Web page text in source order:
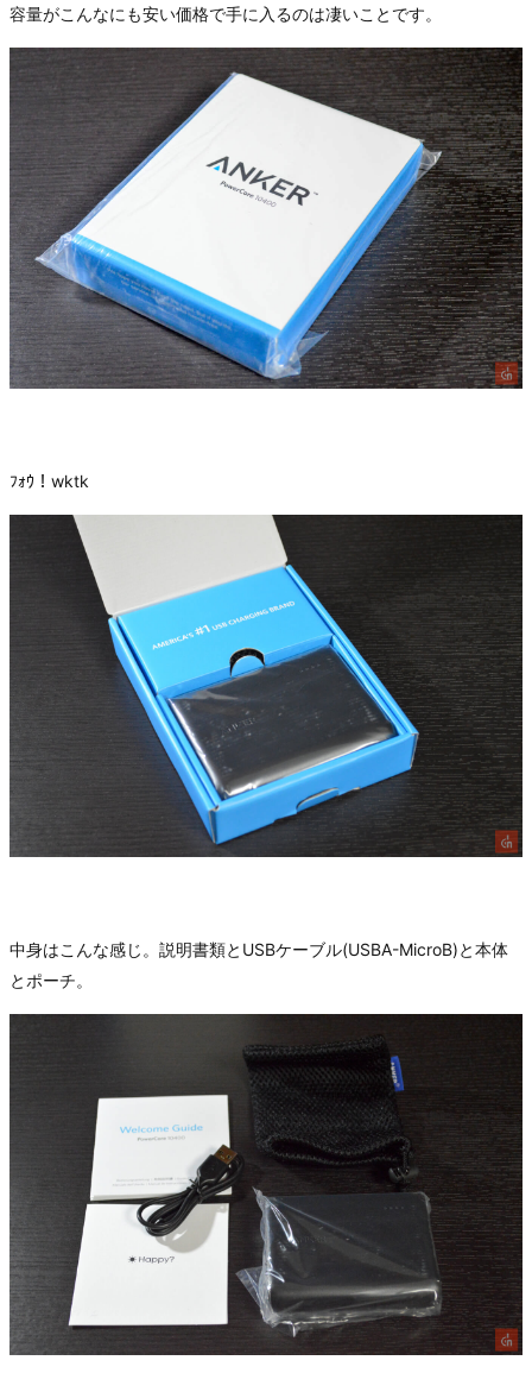
容量がこんなにも安い価格で手に入るのは凄いことです。
ﾌｫｳ！wktk
中身はこんな感じ。説明書類とUSBケーブル(USBA-MicroB)と本体
とポーチ。